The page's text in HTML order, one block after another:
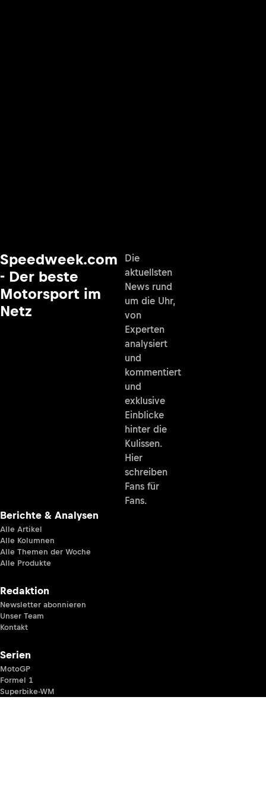
Speedweek.com
- Der beste
Motorsport im
Netz
Die
aktuellsten
News rund
um die Uhr,
von
Experten
analysiert
und
kommentiert
und
exklusive
Einblicke
hinter die
Kulissen.
Hier
schreiben
Fans für
Fans.
Berichte & Analysen
Alle Artikel
Alle Kolumnen
Alle Themen der Woche
Alle Produkte
Redaktion
Newsletter abonnieren
Unser Team
Kontakt
Serien
MotoGP
Formel 1
Superbike-WM